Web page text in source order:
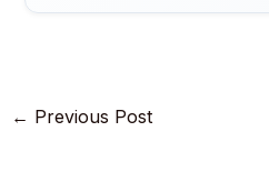
← Previous Post